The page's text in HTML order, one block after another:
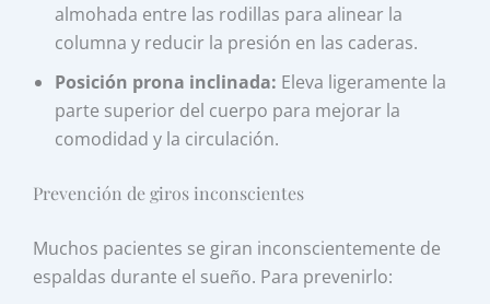
almohada entre las rodillas para alinear la
columna y reducir la presión en las caderas.
Posición prona inclinada: Eleva ligeramente la
parte superior del cuerpo para mejorar la
comodidad y la circulación.
Prevención de giros inconscientes
Muchos pacientes se giran inconscientemente de
espaldas durante el sueño. Para prevenirlo: